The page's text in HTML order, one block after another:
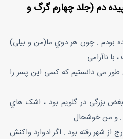
دم (جلد چهارم گرگ و
بودم . چون هر دوي ما(من و بیلی)
ناآرامی
می دانستیم که کسی این پسر را
بزرگی در گلویم بود ، اشک هاي
. و من خوشحال
از شهر رفته بود . اگر ادوارد واکنش